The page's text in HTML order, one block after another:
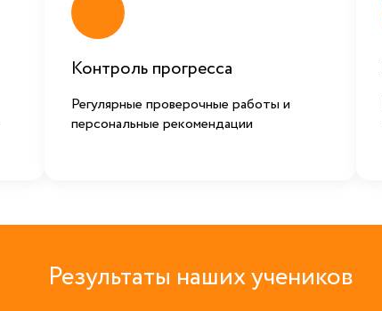
Контроль прогресса
Регулярные проверочные работы и
персональные рекомендации
Результаты наших учеников